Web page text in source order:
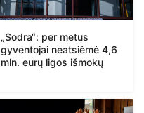
„Sodra“: per metus
gyventojai neatsiėmė 4,6
mln. eurų ligos išmokų